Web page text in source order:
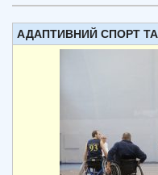
АДАПТИВНИЙ СПОРТ ТА